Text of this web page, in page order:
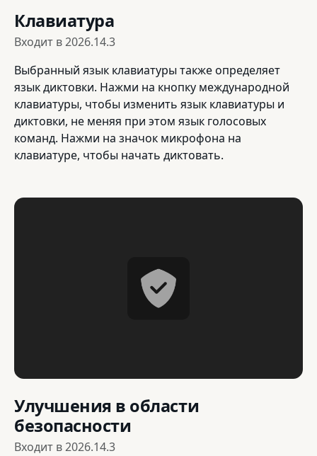
Клавиатура
Входит в2026.14.3
Выбранный язык клавиатуры также определяет
язык диктовки. Нажми на кнопку международной
клавиатуры, чтобы изменить язык клавиатуры и
диктовки, не меняя при этом язык голосовых
команд. Нажми на значок микрофона на
клавиатуре, чтобы начать диктовать.
Улучшения в области
безопасности
Входит в2026.14.3